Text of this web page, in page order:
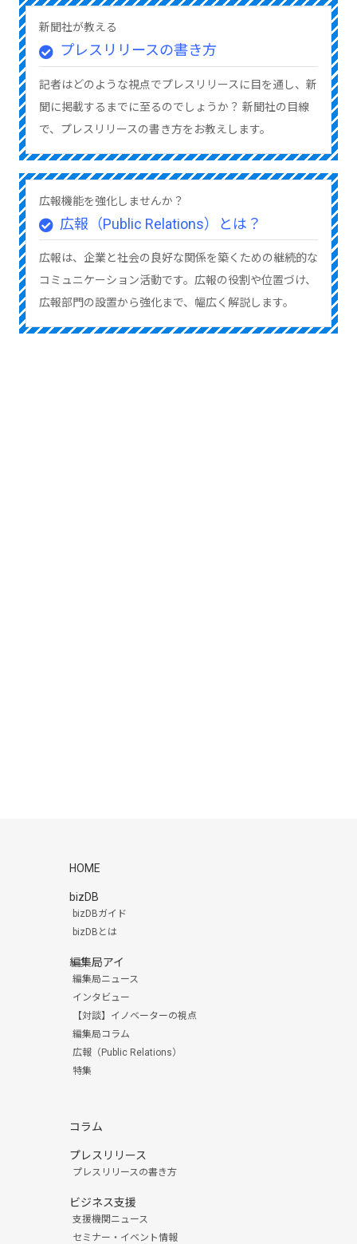
新聞社が教える
プレスリリースの書き方
記者はどのような視点でプレスリリースに目を通し、新
聞に掲載するまでに至るのでしょうか？ 新聞社の目線
で、プレスリリースの書き方をお教えします。
広報機能を強化しませんか？
広報（Public Relations）とは？
広報は、企業と社会の良好な関係を築くための継続的な
コミュニケーション活動です。広報の役割や位置づけ、
広報部門の設置から強化まで、幅広く解説します。
HOME
bizDB
bizDBガイド
bizDBとは
編集局アイ
編集局ニュース
インタビュー
【対談】イノベーターの視点
編集局コラム
広報（Public Relations）
特集
コラム
プレスリリース
プレスリリースの書き方
ビジネス支援
支援機関ニュース
セミナー・イベント情報